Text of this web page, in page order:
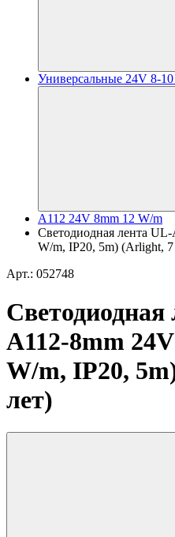
Универсальные 24V 8-
A112 24V 8mm 12 W/m
Светодиодная лента
W/m, IP20, 5m) (Arlight, 7
Арт.: 052748
Светодиодная
A112-8mm
W/m, IP20,
лет)